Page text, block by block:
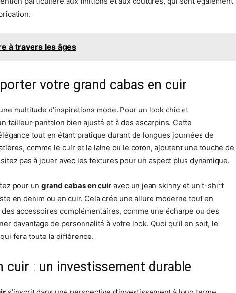
à travers les âges
votre grand cabas en cuir
multitude d’inspirations mode. Pour un look chic et
tailleur-pantalon bien ajusté et à des escarpins. Cette
tout en étant pratique durant de longues journées de
comme le cuir et la laine ou le coton, ajoutent une touche de
pas à jouer avec les textures pour un aspect plus dynamique.
pour un grand cabas en cuir avec un jean skinny et un t-shirt
en denim ou en cuir. Cela crée une allure moderne tout en
accessoires complémentaires, comme une écharpe ou des
davantage de personnalité à votre look. Quoi qu’il en soit, le
fera toute la différence.
cuir : un investissement durable